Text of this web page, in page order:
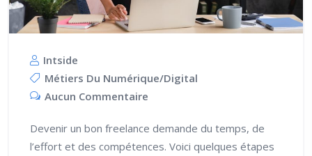
Intside
Métiers Du Numérique/digital
Aucun Commentaire
Devenir un bon freelance demande du temps, de
l’effort et des compétences. Voici quelques étapes